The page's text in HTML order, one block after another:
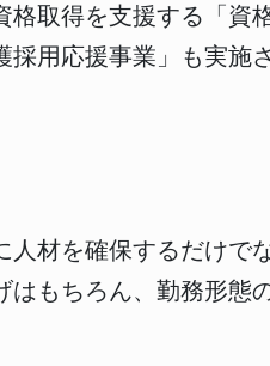
取得を支援する「資
用応援事業」も実施
材を確保するだけで
もちろん、勤務形態